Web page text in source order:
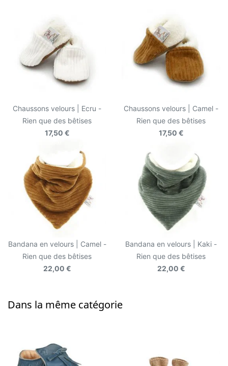
Chaussons velours | Ecru -
Rien que des bêtises
17,50 €
Chaussons velours | Camel -
Rien que des bêtises
17,50 €
Bandana en velours | Camel -
Rien que des bêtises
22,00 €
Bandana en velours | Kaki -
Rien que des bêtises
22,00 €
Dans la même catégorie